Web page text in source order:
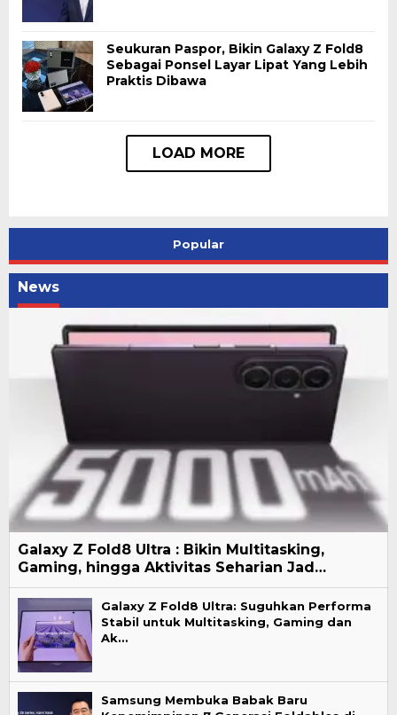
Seukuran Paspor, Bikin Galaxy Z Fold8
Sebagai Ponsel Layar Lipat Yang Lebih
Praktis Dibawa
Popular
News
Galaxy Z Fold8 Ultra : Bikin Multitasking,
Gaming, hingga Aktivitas Seharian Jad…
Galaxy Z Fold8 Ultra: Suguhkan Performa
Stabil untuk Multitasking, Gaming dan
Ak…
Samsung Membuka Babak Baru